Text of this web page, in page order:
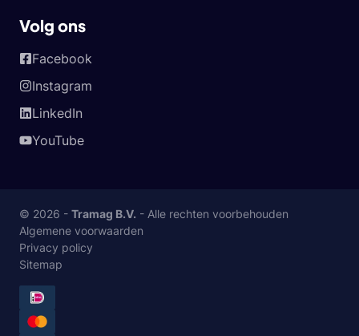
Volg ons
Facebook
Instagram
LinkedIn
YouTube
© 2026 - Tramag B.V. - Alle rechten voorbehouden
Algemene voorwaarden
Privacy policy
Sitemap